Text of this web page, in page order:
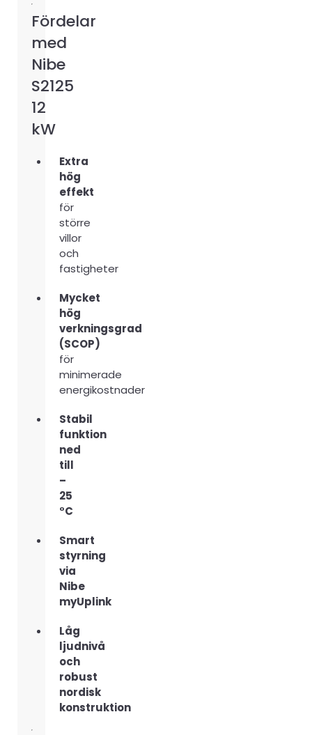
Fördelar
med
Nibe
S2125
12
kW
Extra
hög
effekt
för
större
villor
och
fastigheter
Mycket
hög
verkningsgrad
(SCOP)
för
minimerade
energikostnader
Stabil
funktion
ned
till
–
25
°C
Smart
styrning
via
Nibe
myUplink
Låg
ljudnivå
och
robust
nordisk
konstruktion